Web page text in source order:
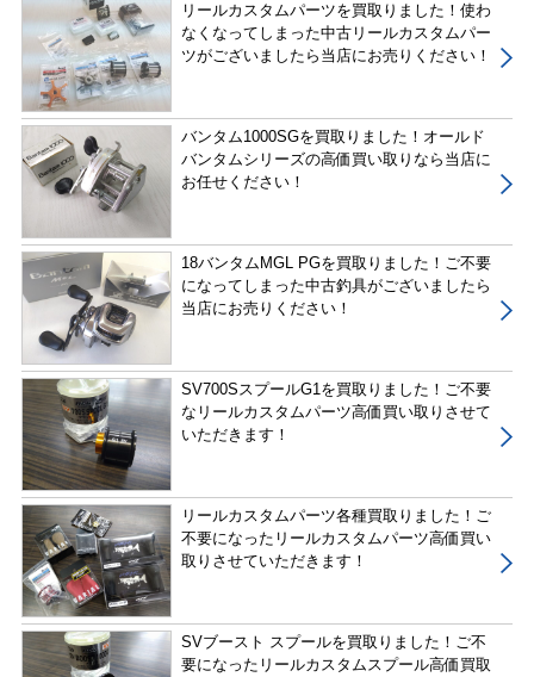
リールカスタムパーツを買取りました！使わ
なくなってしまった中古リールカスタムパー
ツがございましたら当店にお売りください！
バンタム1000SGを買取りました！オールド
バンタムシリーズの高価買い取りなら当店に
お任せください！
18バンタムMGL PGを買取りました！ご不要
になってしまった中古釣具がございましたら
当店にお売りください！
SV700SスプールG1を買取りました！ご不要
なリールカスタムパーツ高価買い取りさせて
いただきます！
リールカスタムパーツ各種買取りました！ご
不要になったリールカスタムパーツ高価買い
取りさせていただきます！
SVブースト スプールを買取りました！ご不
要になったリールカスタムスプール高価買取